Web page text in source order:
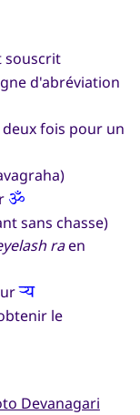
souscrit
d'abréviation
fois pour un
ॐ
sans chasse)
raen
र्‍य
le
Devanagari